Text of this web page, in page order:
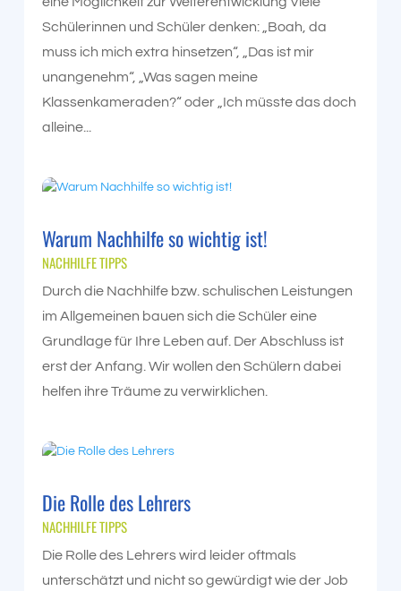
Schülerinnen und Schüler denken: „Boah, da
muss ich mich extra hinsetzen“, „Das ist mir
unangenehm“, „Was sagen meine
Klassenkameraden?“ oder „Ich müsste das doch
alleine...
Warum Nachhilfe so wichtig ist!
NACHHILFE TIPPS
Durch die Nachhilfe bzw. schulischen Leistungen
im Allgemeinen bauen sich die Schüler eine
Grundlage für Ihre Leben auf. Der Abschluss ist
erst der Anfang. Wir wollen den Schülern dabei
helfen ihre Träume zu verwirklichen.
Die Rolle des Lehrers
NACHHILFE TIPPS
Die Rolle des Lehrers wird leider oftmals
unterschätzt und nicht so gewürdigt wie der Job